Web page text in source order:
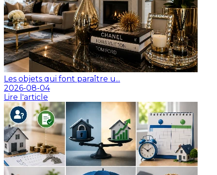
Les objets qui font paraître u...
2026-08-04
Lire l'article